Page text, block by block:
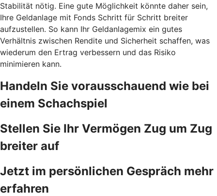
Stabilität nötig. Eine gute Möglichkeit könnte daher sein,
Ihre Geldanlage mit Fonds Schritt für Schritt breiter
aufzustellen. So kann Ihr Geldanlagemix ein gutes
Verhältnis zwischen Rendite und Sicherheit schaffen, was
wiederum den Ertrag verbessern und das Risiko
minimieren kann.
Handeln Sie vorausschauend wie bei
einem Schachspiel
Stellen Sie Ihr Vermögen Zug um Zug
breiter auf
Jetzt im persönlichen Gespräch mehr
erfahren